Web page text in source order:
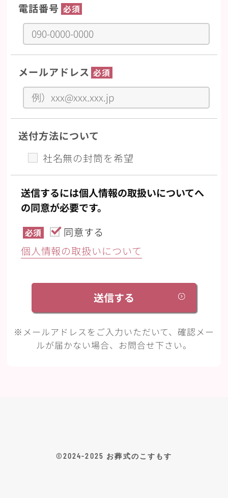
電話番号 必須
メールアドレス 必須
送付方法について
社名無の封筒を希望
送信するには個人情報の取扱いについてへ
の同意が必要です。
必須
同意する
個人情報の取扱いについて
※メールアドレスをご入力いただいて、確認メー
ルが届かない場合、お問合せ下さい。
©2024-2025 お葬式のこすもす